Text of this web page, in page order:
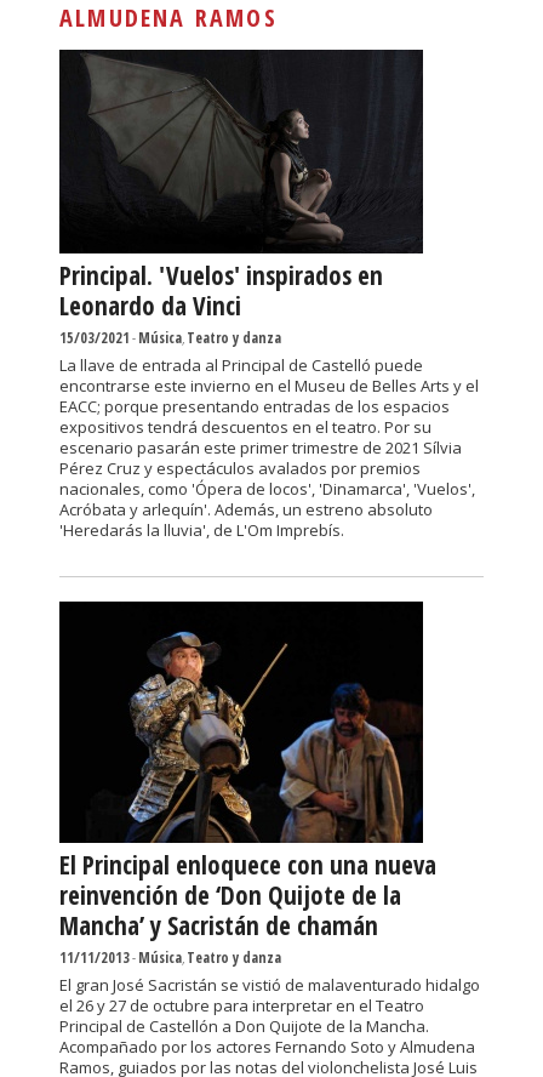
ALMUDENA RAMOS
Principal. 'Vuelos' inspirados en
Leonardo da Vinci
15/03/2021-Música,Teatro y danza
La llave de entrada al Principal de Castelló puede
encontrarse este invierno en el Museu de Belles Arts y el
EACC; porque presentando entradas de los espacios
expositivos tendrá descuentos en el teatro. Por su
escenario pasarán este primer trimestre de 2021 Sílvia
Pérez Cruz y espectáculos avalados por premios
nacionales, como 'Ópera de locos', 'Dinamarca', 'Vuelos',
Acróbata y arlequín'. Además, un estreno absoluto
'Heredarás la lluvia', de L'Om Imprebís.
El Principal enloquece con una nueva
reinvención de ‘Don Quijote de la
Mancha’ y Sacristán de chamán
11/11/2013-Música,Teatro y danza
El gran José Sacristán se vistió de malaventurado hidalgo
el 26 y 27 de octubre para interpretar en el Teatro
Principal de Castellón a Don Quijote de la Mancha.
Acompañado por los actores Fernando Soto y Almudena
Ramos, guiados por las notas del violonchelista José Luis